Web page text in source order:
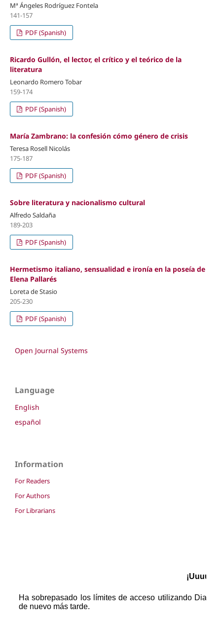
Mª Ángeles Rodríguez Fontela
141-157
PDF (Spanish)
Ricardo Gullón, el lector, el crítico y el teórico de la
literatura
Leonardo Romero Tobar
159-174
PDF (Spanish)
María Zambrano: la confesión cómo género de crisis
Teresa Rosell Nicolás
175-187
PDF (Spanish)
Sobre literatura y nacionalismo cultural
Alfredo Saldaña
189-203
PDF (Spanish)
Hermetismo italiano, sensualidad e ironía en la poseía de
Elena Pallarés
Loreta de Stasio
205-230
PDF (Spanish)
Open Journal Systems
Language
English
español
Information
For Readers
For Authors
For Librarians